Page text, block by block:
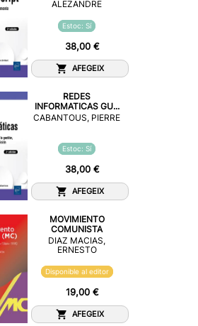
ALEZANDRE
Estoc: Sí
38,00 €
AFEGEIX
REDES
INFORMATICAS GU...
CABANTOUS, PIERRE
Estoc: Sí
38,00 €
AFEGEIX
MOVIMIENTO
COMUNISTA
DIAZ MACIAS,
ERNESTO
Disponible al editor
19,00 €
AFEGEIX